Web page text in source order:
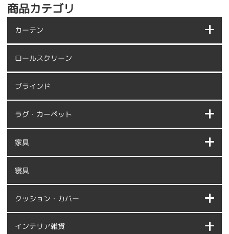
商品カテゴリ
カーテン
ロールスクリーン
ブラインド
ラグ・カーペット
家具
寝具
クッション・カバー
インテリア雑貨